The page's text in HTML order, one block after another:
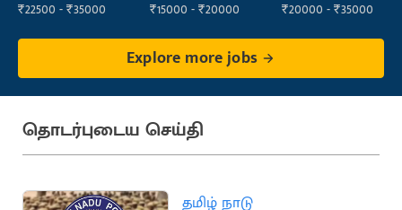
₹22500 - ₹35000 ₹15000 - ₹20000 ₹20000 - ₹35000
Explore more jobs
தொடர்புடைய செய்தி
தமிழ் நாடு